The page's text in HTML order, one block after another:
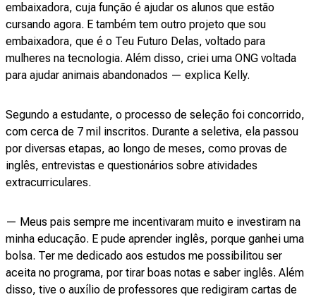
embaixadora, cuja função é ajudar os alunos que estão
cursando agora. E também tem outro projeto que sou
embaixadora, que é o Teu Futuro Delas, voltado para
mulheres na tecnologia. Além disso, criei uma ONG voltada
para ajudar animais abandonados — explica Kelly.
Segundo a estudante, o processo de seleção foi concorrido,
com cerca de 7 mil inscritos. Durante a seletiva, ela passou
por diversas etapas, ao longo de meses, como provas de
inglês, entrevistas e questionários sobre atividades
extracurriculares.
— Meus pais sempre me incentivaram muito e investiram na
minha educação. E pude aprender inglês, porque ganhei uma
bolsa. Ter me dedicado aos estudos me possibilitou ser
aceita no programa, por tirar boas notas e saber inglês. Além
disso, tive o auxílio de professores que redigiram cartas de